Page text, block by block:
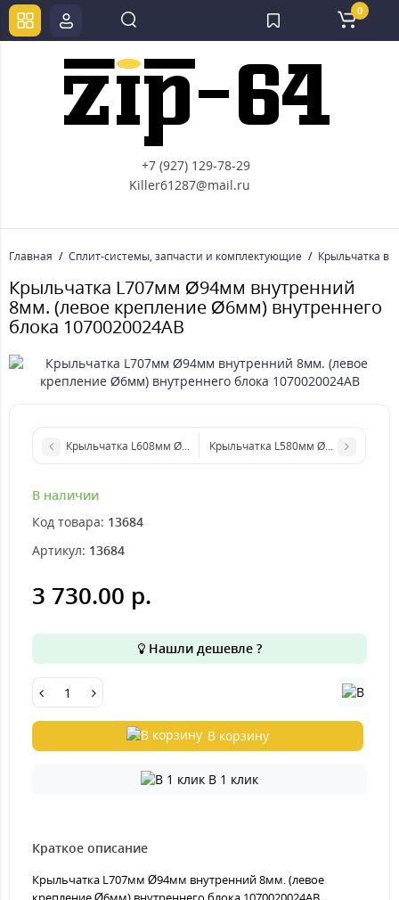
+7 (927) 129-78-29
Killer61287@mail.ru
0
Главная Сплит-системы, запчасти и комплектующие Крыльчатка
Крыльчатка L707мм Ø94мм внутренний
8мм. (левое крепление Ø6мм) внутреннего
блока 1070020024AB
В наличии
Код товара: 13684
Артикул: 13684
3 730.00 р.
Нашли дешевле ?
В корзину
В 1 клик
Краткое описание
Крыльчатка L707мм Ø94мм внутренний 8мм. (левое